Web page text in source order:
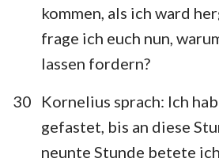
kommen, als ich ward
frage ich euch nun,
lassen fordern?
30
Kornelius sprach: Ich
gefastet, bis an diese
neunte Stunde betete